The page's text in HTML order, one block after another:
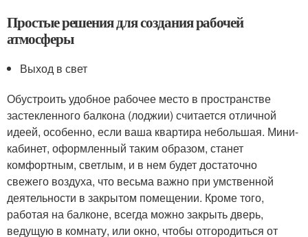
Простые решения для создания рабочей
атмосферы
Выход в свет
Обустроить удобное рабочее место в пространстве
застекленного балкона (лоджии) считается отличной
идеей, особенно, если ваша квартира небольшая. Мини-
кабинет, оформленный таким образом, станет
комфортным, светлым, и в нем будет достаточно
свежего воздуха, что весьма важно при умственной
деятельности в закрытом помещении. Кроме того,
работая на балконе, всегда можно закрыть дверь,
ведущую в комнату, или окно, чтобы отгородиться от